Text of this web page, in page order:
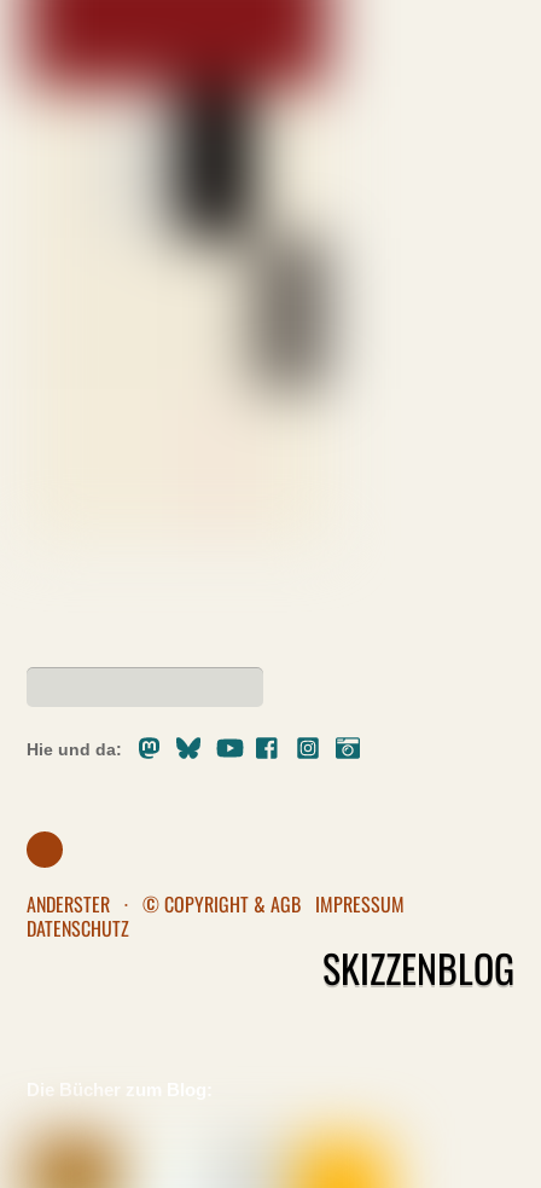
Hie und da:
MastodonBlueskyYoutubeFacebookInstagram
ANDERSTER · © COPYRIGHT & AGB IMPRESSUM
DATENSCHUTZ
SKIZZENBLOG
Die Bücher zum Blog: